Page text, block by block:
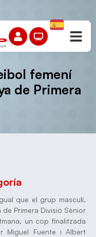
femení
de Primera
que el grup masculí,
Primera Divisió Sènior
un cop finalitzada
Miguel Fuente i Albert